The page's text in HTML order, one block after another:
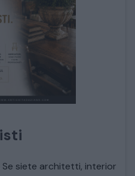
COMPLETO
siete architetti, interior